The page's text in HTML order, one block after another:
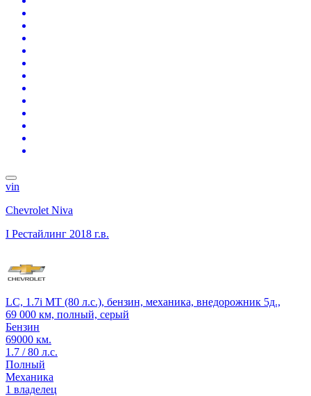
vin
Chevrolet Niva
I Рестайлинг 2018 г.в.
LC, 1.7i MT (80 л.с.), бензин, механика, внедорожник 5д.,
69 000 км, полный, серый
Бензин
69000 км.
1.7 / 80 л.с.
Полный
Механика
1 владелец